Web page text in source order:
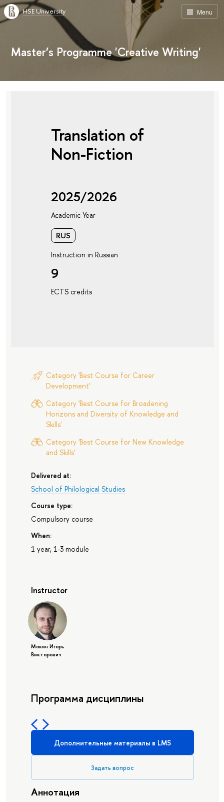
Menu
HSE University
Master’s Programme 'Creative Writing'
Translation of
Non-Fiction
2025/2026
Academic Year
RUS
Instruction in Russian
9
ECTS credits
Category 'Best Course for Career
Development'
Category 'Best Course for Broadening
Horizons and Diversity of Knowledge and
Skills'
Category 'Best Course for New Knowledge
and Skills'
Delivered at:
School of Philological Studies
Course type:
Compulsory course
When:
1 year, 1-3 module
Instructor
Мокин Игорь
Викторович
Программа дисциплины
Дополнительные материалы в LMS
Задать вопрос
Аннотация